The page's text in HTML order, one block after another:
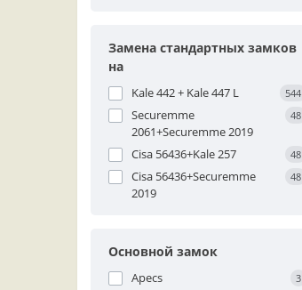
Замена стандартных замков
на
Kale 442 + Kale 447 L 544
Securemme
2061+Securemme 2019
48
Cisa 56436+Kale 257 48
Cisa 56436+Securemme
2019
48
Основной замок
Apecs 3